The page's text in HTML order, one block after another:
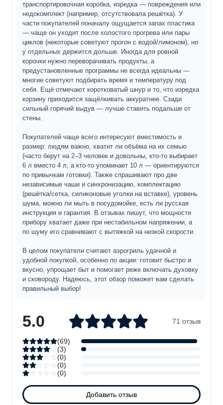
транспортировочная коробка, изредка — повреждения или
недокомплект (например, отсутствовала решётка). У
части покупателей поначалу ощущается запах пластика
— чаще он уходит после холостого прогрева или пары
циклов (некоторые советуют прогон с водой/лимоном), но
у отдельных держится дольше. Иногда для ровной
корочки нужно переворачивать продукты, а
предустановленные программы не всегда идеальны —
многие советуют подбирать время и температуру под
себя. Ещё отмечают коротковатый шнур и то, что изредка
корзину приходится защёлкивать аккуратнее. Сзади
сильный горячий выдув — лучше ставить подальше от
стены.
Покупателей чаще всего интересуют вместимость и
размер: людям важно, хватит ли объёма на их семью
(часто берут на 2–3 человек и довольны, кто-то выбирает
6 л вместо 4 л, а кто-то упоминает 10 л — ориентируются
по привычкам готовки). Также спрашивают про две
независимые чаши и синхронизацию, комплектацию
(решётка/сетка, силиконовые уголки на вставке), уровень
шума, можно ли мыть в посудомойке, есть ли русская
инструкция и гарантия. В отзывах пишут, что мощности
прибору хватает даже при нестабильном напряжении, а
по шуму его сравнивают с вытяжкой на низкой скорости.
В целом покупатели считают аэрогриль удачной и
удобной покупкой, особенно по акции: готовит быстро и
вкусно, упрощает быт и помогает реже включать духовку
и сковороду. Надеюсь, этот обзор поможет вам сделать
правильный выбор!
5.0 71 отзыв
(69)
(3)
(0)
(0)
(0)
Добавить отзыв